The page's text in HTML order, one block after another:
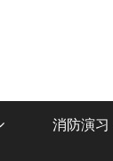
消防演习